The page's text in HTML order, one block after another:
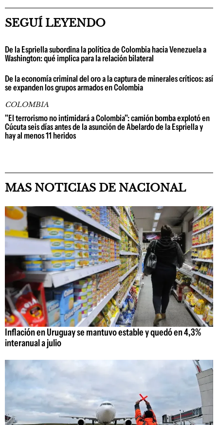
SEGUÍ LEYENDO
De la Espriella subordina la política de Colombia hacia Venezuela a
Washington: qué implica para la relación bilateral
De la economía criminal del oro a la captura de minerales críticos: así
se expanden los grupos armados en Colombia
COLOMBIA
"El terrorismo no intimidará a Colombia": camión bomba explotó en
Cúcuta seis días antes de la asunción de Abelardo de la Espriella y
hay al menos 11 heridos
MAS NOTICIAS DE NACIONAL
Inflación en Uruguay se mantuvo estable y quedó en 4,3%
interanual a julio